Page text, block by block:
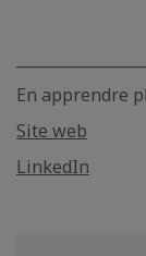
En apprendre
Site web
LinkedIn